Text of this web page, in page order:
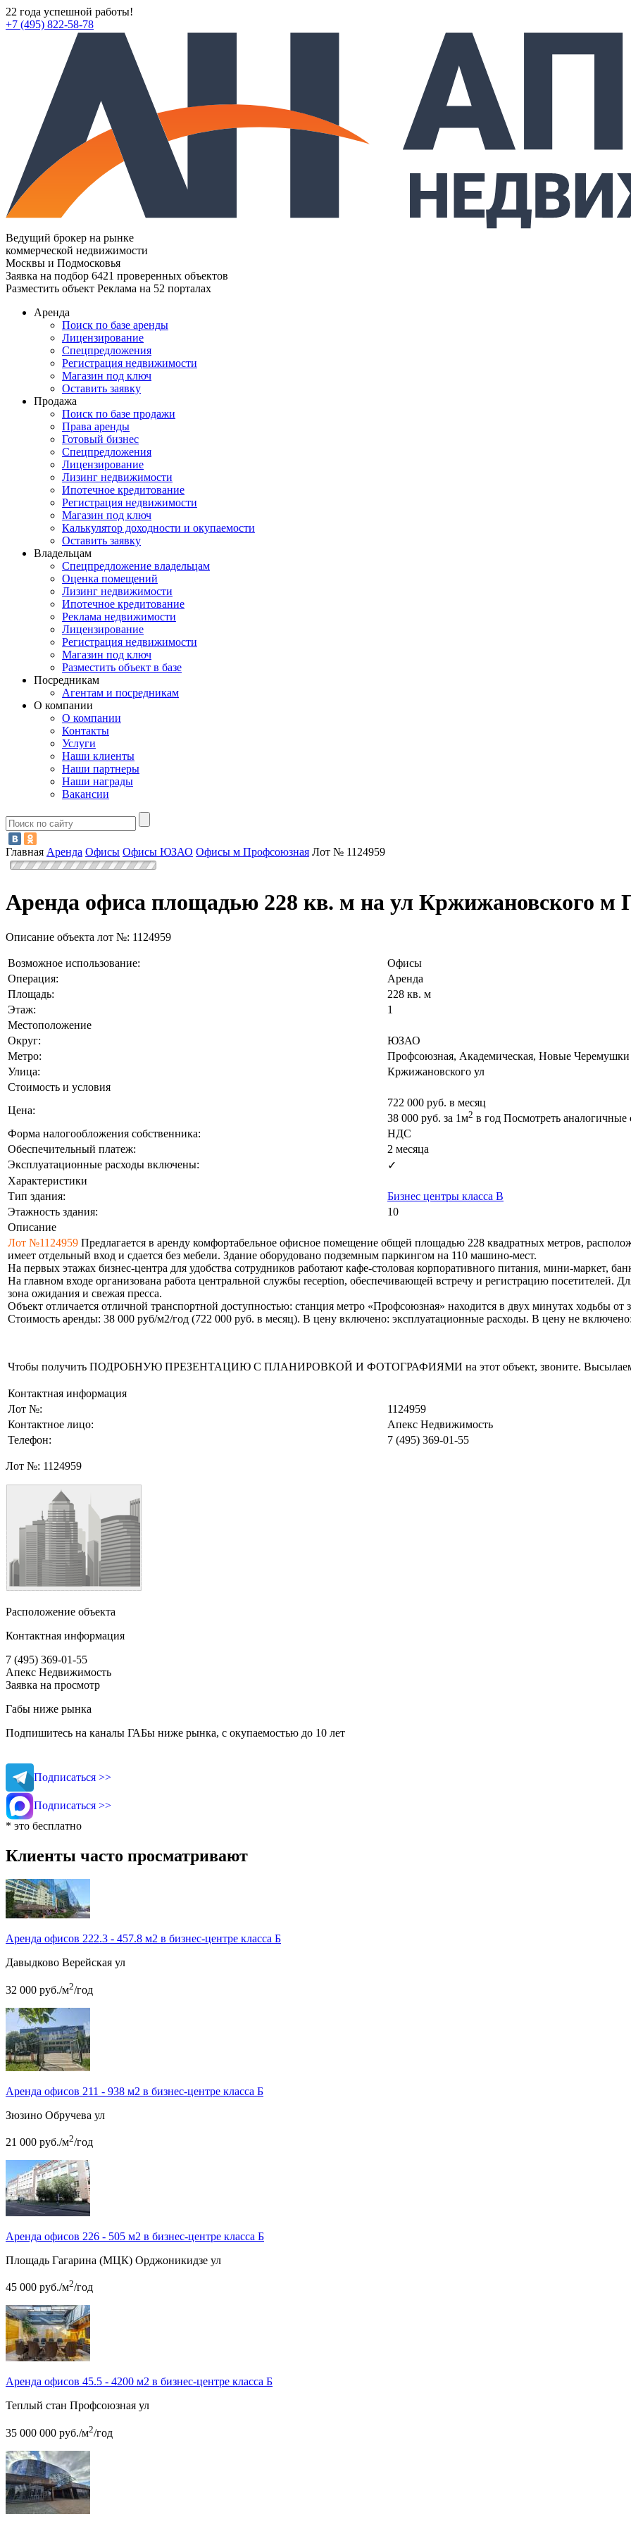
22 года успешной работы!
+7 (495) 822-58-78
Ведущий брокер на рынке
коммерческой недвижимости
Москвы и Подмосковья
Заявка на подбор 6421 проверенных объектов
Разместить объект Реклама на 52 порталах
Аренда
Поиск по базе аренды
Лицензирование
Спецпредложения
Регистрация недвижимости
Магазин под ключ
Оставить заявку
Продажа
Поиск по базе продажи
Права аренды
Готовый бизнес
Спецпредложения
Лицензирование
Лизинг недвижимости
Ипотечное кредитование
Регистрация недвижимости
Магазин под ключ
Калькулятор доходности и окупаемости
Оставить заявку
Владельцам
Спецпредложение владельцам
Оценка помещений
Лизинг недвижимости
Ипотечное кредитование
Реклама недвижимости
Лицензирование
Регистрация недвижимости
Магазин под ключ
Разместить объект в базе
Посредникам
Агентам и посредникам
О компании
О компании
Контакты
Услуги
Наши клиенты
Наши партнеры
Наши награды
Вакансии
Главная Аренда Офисы Офисы ЮЗАО Офисы м Профсоюзная Лот № 1124959
Аренда офиса площадью 228 кв. м на ул Кржижановского м
Описание объекта лот №: 1124959
Возможное использование:
Офисы
Операция:
Аренда
Площадь:
228 кв. м
Этаж:
1
Местоположение
Округ:
ЮЗАО
Метро:
Профсоюзная, Академическая, Новые Черемушки
Улица:
Кржижановского ул
Стоимость и условия
Цена:
722 000 руб. в месяц
38 000 руб. за 1м2 в год Посмотреть аналогичные
Форма налогообложения собственника:
НДС
Обеспечительный платеж:
2 месяца
Эксплуатационные расходы включены:
✓
Характеристики
Тип здания:
Бизнес центры класса B
Этажность здания:
10
Описание
Лот №1124959 Предлагается в аренду комфортабельное офисное помещение общей площадью 228 квадратных метров,
имеет отдельный вход и сдается без мебели. Здание оборудовано подземным паркингом на 110 машино-мест.
На первых этажах бизнес-центра для удобства сотрудников работают кафе-столовая корпоративного питания, мини-маркет,
На главном входе организована работа центральной службы reception, обеспечивающей встречу и регистрацию посетителей.
зона ожидания и свежая пресса.
Объект отличается отличной транспортной доступностью: станция метро «Профсоюзная» находится в двух минутах ходьбы от
Стоимость аренды: 38 000 руб/м2/год (722 000 руб. в месяц). В цену включено: эксплуатационные расходы. В цену не
Чтобы получить ПОДРОБНУЮ ПРЕЗЕНТАЦИЮ С ПЛАНИРОВКОЙ И ФОТОГРАФИЯМИ на этот объект, звоните. Высылаем в
Контактная информация
Лот №:
1124959
Контактное лицо:
Апекс Недвижимость
Телефон:
7 (495) 369-01-55
Лот №: 1124959
Расположение объекта
Контактная информация
7 (495) 369-01-55
Апекс Недвижимость
Заявка на просмотр
Габы ниже рынка
Подпишитесь на каналы ГАБы ниже рынка, с окупаемостью до 10 лет
Подписаться >>
Подписаться >>
* это бесплатно
Клиенты часто просматривают
Аренда офисов 222.3 - 457.8 м2 в бизнес-центре класса Б
Давыдково Верейская ул
32 000 руб./м2/год
Аренда офисов 211 - 938 м2 в бизнес-центре класса Б
Зюзино Обручева ул
21 000 руб./м2/год
Аренда офисов 226 - 505 м2 в бизнес-центре класса Б
Площадь Гагарина (МЦК) Орджоникидзе ул
45 000 руб./м2/год
Аренда офисов 45.5 - 4200 м2 в бизнес-центре класса Б
Теплый стан Профсоюзная ул
35 000 000 руб./м2/год